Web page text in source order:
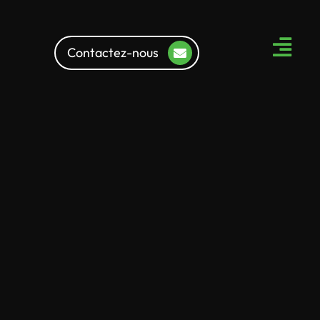
Contactez-nous